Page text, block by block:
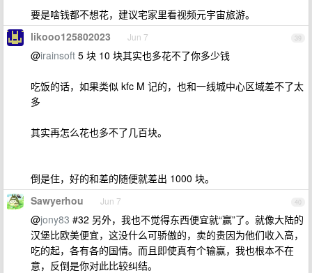
要是啥钱都不想花，建议宅家里看视频元宇宙旅游。
39
likooo125802023 Jun 7
@irainsoft 5 块 10 块其实也多花不了你多少钱
吃饭的话，如果类似 kfc M 记的，也和一线城中心区域差不了太
多
其实再怎么花也多不了几百块。
倒是住，好的和差的随便就差出 1000 块。
40
Sawyerhou Jun 7
@jony83 #32 另外，我也不觉得东西便宜就“赢”了。就像大陆的
汉堡比欧美便宜，这没什么可骄傲的，卖的贵因为他们收入高，
吃的起，各有各的国情。而且即使真有个输赢，我也根本不在
意，反倒是你对此比较纠结。